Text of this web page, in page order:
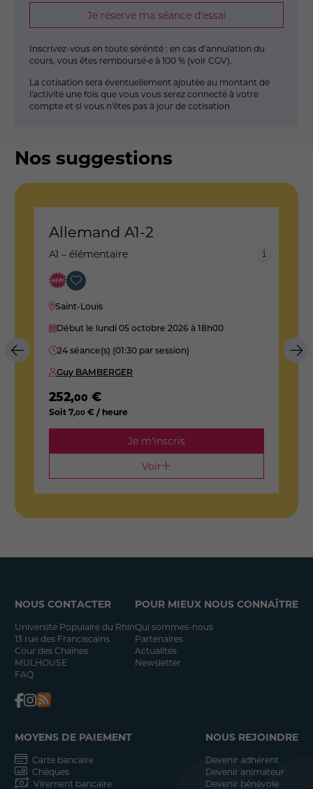
Je réserve ma séance d'essai
Inscrivez-vous en toute sérénité : en cas d’annulation du
cours, vous êtes remboursé·e à 100 % (voir CGV).
La cotisation sera éventuellement ajoutée au montant de
l'activité une fois que vous vous serez connecté à votre
compte et si vous n'êtes pas à jour de cotisation
Nos suggestions
Allemand A1-2
A1 – élémentaire
Saint-Louis
Début le lundi 05 octobre 2026 à 18h00
24 séance(s) (01:30 par session)
Guy BAMBERGER
252,00 €
Soit7,00 € / heure
Je m'inscris
Voir
NOUS CONTACTER
Université Populaire du Rhin
13 rue des Franciscains
Cour des Chaînes
MULHOUSE
FAQ
POUR MIEUX NOUS CONNAÎTRE
Qui sommes-nous
Partenaires
Actualités
Newsletter
MOYENS DE PAIEMENT
Carte bancaire
Chèques
Virement bancaire
NOUS REJOINDRE
Devenir adhérent
Devenir animateur
Devenir bénévole